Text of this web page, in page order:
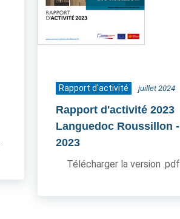
Rapport d'activité juillet 2024
Rapport d'activité 2023
Languedoc Roussillon -
2023
Télécharger la version .pdf